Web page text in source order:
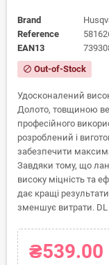
Brand
Reference
EAN13
block Out-of-Stock
Удосконалений
Долото, товщиною
професійного
розроблений і
забезпечити
Завдяки тому, що
високу міцність та
дає кращі
зменшує витрати. DL
₴539.00